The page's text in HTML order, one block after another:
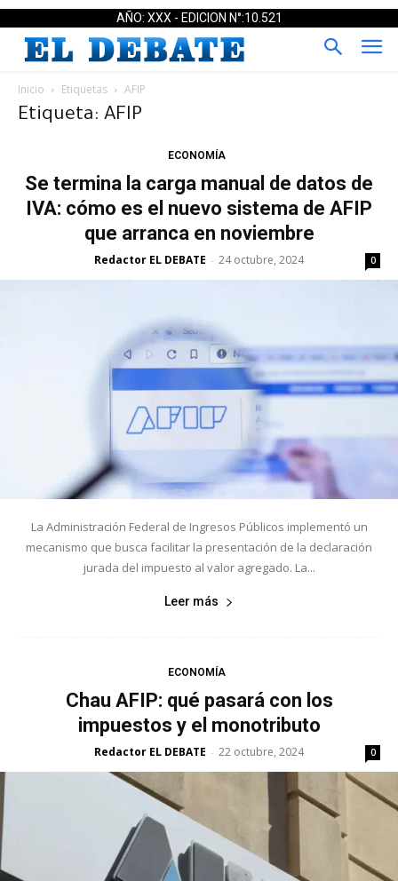
AÑO: XXX - EDICION N°:10.521
Inicio Etiquetas AFIP
Etiqueta: AFIP
ECONOMÍA
Se termina la carga manual de datos de
IVA: cómo es el nuevo sistema de AFIP
que arranca en noviembre
Redactor EL DEBATE - 24 octubre, 2024 0
La Administración Federal de Ingresos Públicos implementó un
mecanismo que busca facilitar la presentación de la declaración
jurada del impuesto al valor agregado. La...
Leer más
ECONOMÍA
Chau AFIP: qué pasará con los
impuestos y el monotributo
Redactor EL DEBATE - 22 octubre, 2024 0